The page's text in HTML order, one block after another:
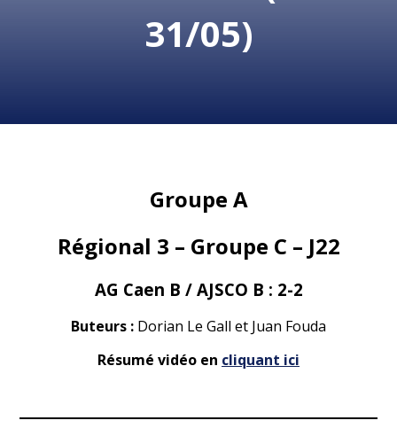
31/05)
Groupe A
Régional 3 – Groupe C – J22
AG Caen B / AJSCO B : 2-2
Buteurs : Dorian Le Gall et Juan Fouda
Résumé vidéo en cliquant ici